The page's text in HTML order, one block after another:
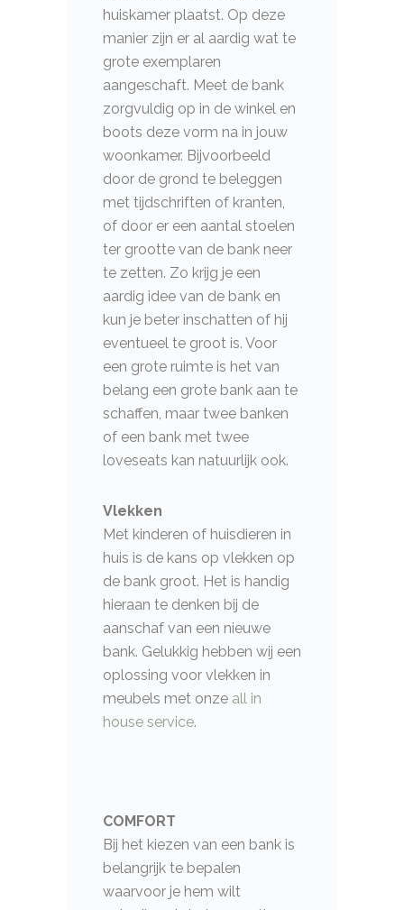
huiskamer plaatst. Op deze
manier zijn er al aardig wat te
grote exemplaren
aangeschaft. Meet de bank
zorgvuldig op in de winkel en
boots deze vorm na in jouw
woonkamer. Bijvoorbeeld
door de grond te beleggen
met tijdschriften of kranten,
of door er een aantal stoelen
ter grootte van de bank neer
te zetten. Zo krijg je een
aardig idee van de bank en
kun je beter inschatten of hij
eventueel te groot is. Voor
een grote ruimte is het van
belang een grote bank aan te
schaffen, maar twee banken
of een bank met twee
loveseats kan natuurlijk ook.
Vlekken
Met kinderen of huisdieren in
huis is de kans op vlekken op
de bank groot. Het is handig
hieraan te denken bij de
aanschaf van een nieuwe
bank. Gelukkig hebben wij een
oplossing voor vlekken in
meubels met onze all in
house service.
COMFORT
Bij het kiezen van een bank is
belangrijk te bepalen
waarvoor je hem wilt